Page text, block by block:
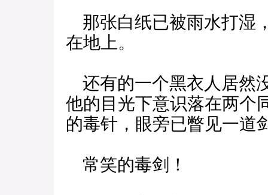
那张白纸已被雨水打湿
在地上。
还有的一个黑衣人居然
他的目光下意识落在两个
的毒针，眼旁已瞥见一道
常笑的毒剑！